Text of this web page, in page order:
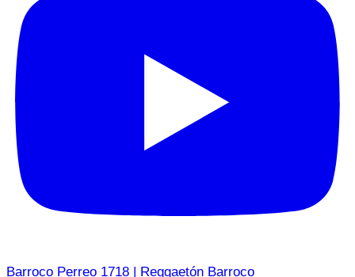
Barroco Perreo 1718 | Reggaetón Barroco